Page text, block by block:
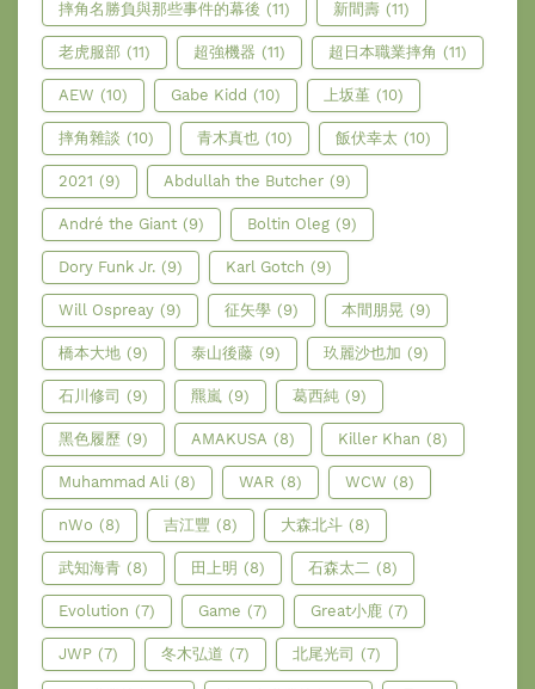
摔角名勝負與那些事件的幕後 (11) 新間壽 (11)
老虎服部 (11) 超強機器 (11) 超日本職業摔角 (11)
AEW (10) Gabe Kidd (10) 上坂堇 (10)
摔角雜談 (10) 青木真也 (10) 飯伏幸太 (10)
2021 (9) Abdullah the Butcher (9)
André the Giant (9) Boltin Oleg (9)
Dory Funk Jr. (9) Karl Gotch (9)
Will Ospreay (9) 征矢學 (9) 本間朋晃 (9)
橋本大地 (9) 泰山後藤 (9) 玖麗沙也加 (9)
石川修司 (9) 羆嵐 (9) 葛西純 (9)
黑色履歷 (9) AMAKUSA (8) Killer Khan (8)
Muhammad Ali (8) WAR (8) WCW (8)
nWo (8) 吉江豐 (8) 大森北斗 (8)
武知海青 (8) 田上明 (8) 石森太二 (8)
Evolution (7) Game (7) Great小鹿 (7)
JWP (7) 冬木弘道 (7) 北尾光司 (7)